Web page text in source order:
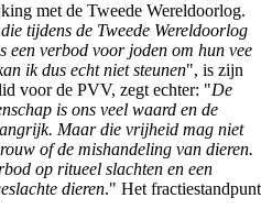
met de Tweede Wereldoorlog.
tijdens de Tweede Wereldoorlog
een verbod voor joden om hun vee
ik dus echt niet steunen", is zijn
voor de PVV, zegt echter: "De
is ons veel waard en de
Maar die vrijheid mag niet
of de mishandeling van dieren.
op ritueel slachten en een
dieren." Het fractiestandpunt